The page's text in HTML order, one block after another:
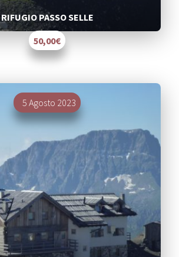
RIFUGIO PASSO SELLE
50,00€
Segnalati
5 Agosto 2023